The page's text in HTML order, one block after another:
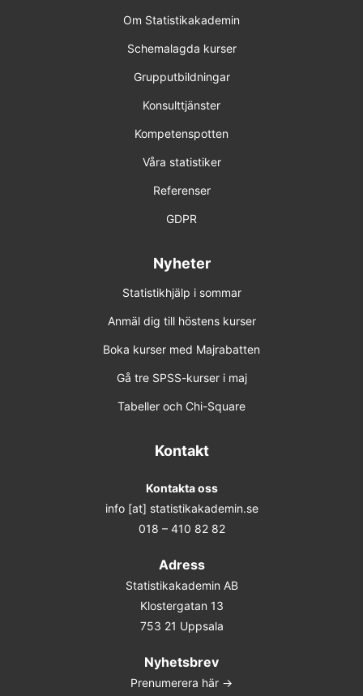
18-19 maj 2027 Online
17-18 nov 2026 Online
Förhandsbokning (obestämt datum)
15-16 dec 2026 Online
25-26 maj 2027 Online
Förhandsbokning (obestämt datum)
Om Statistikakademin
Schemalagda kurser
Grupputbildningar
Konsulttjänster
Kompetenspotten
Våra statistiker
Referenser
GDPR
Nyheter
Statistikhjälp i sommar
Anmäl dig till höstens kurser
Boka kurser med Majrabatten
Gå tre SPSS-kurser i maj
Tabeller och Chi-Square
Kontakt
Kontakta oss
info [at] statistikakademin.se
018 – 410 82 82
Adress
Statistikakademin AB
Klostergatan 13
753 21 Uppsala
Nyhetsbrev
Prenumerera här ->